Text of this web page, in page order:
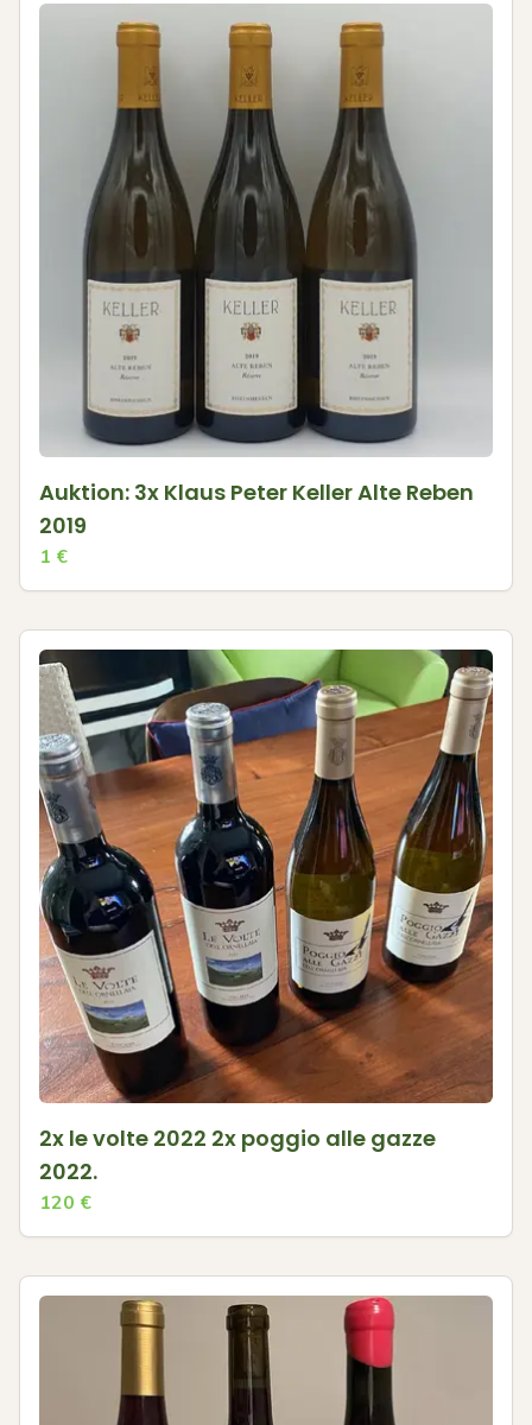
Auktion: 3x Klaus Peter Keller Alte Reben
2019
1 €
2x le volte 2022 2x poggio alle gazze
2022.
120 €